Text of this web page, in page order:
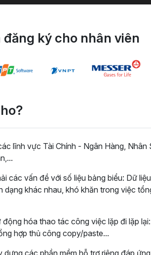
ký cho nhân viên
lĩnh vực Tài Chính - Ngân Hàng, Nhân
các vấn đề với số liệu bảng biểu: Dữ
dạng khác nhau, khó khăn trong việc
hóa thao tác công việc lặp đi lặp
hợp thủ công copy/paste...